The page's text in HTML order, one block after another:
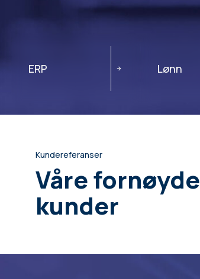
ERP Lønn
Kundereferanser
Våre fornøyde
kunder